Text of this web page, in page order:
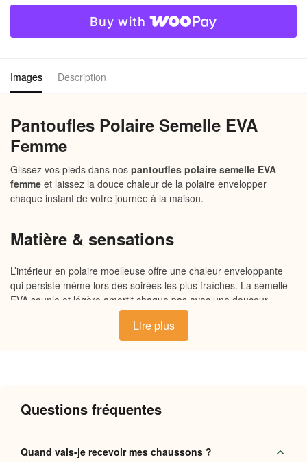
Chaud
Buy with
Images Description
Pantoufles Polaire Semelle EVA
Femme
Glissez vos pieds dans nos pantoufles polaire semelle EVA
femme et laissez la douce chaleur de la polaire envelopper
chaque instant de votre journée à la maison.
Matière & sensations
L’intérieur en polaire moelleuse offre une chaleur enveloppante
qui persiste même lors des soirées les plus fraîches. La semelle
EVA souple et légère amortit chaque pas avec une douceur
surprenante, tandis que l’extérieur en tissu douillet respire juste
ce qu’il faut pour que vos pieds restent au confort idéal. Ces
chaussons polaire semelle EVA chaudes
Chaleur durable: la doublure polaire retient la chaleur
naturelle du pied pour un confort immédiat, même sur
Lire plus
Questions fréquentes
Quand vais-je recevoir mes chaussons ?